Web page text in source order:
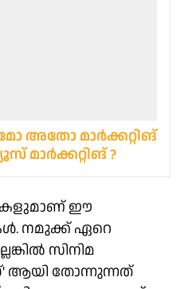
അതോ മാർക്കറ്റിങ്
മാർക്കറ്റിങ് ?
ഈ
നമുക്ക് ഏറെ
സിനിമ
ആയി തോന്നുന്നത്